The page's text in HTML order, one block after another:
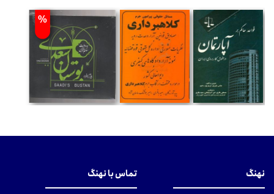
%
نهنگ تماس با نهنگ